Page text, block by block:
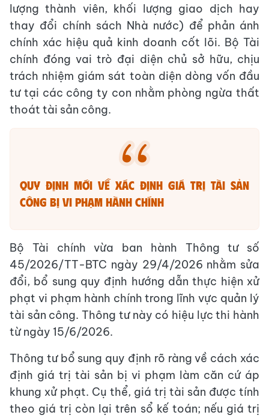
lượng thành viên, khối lượng giao dịch hay
thay đổi chính sách Nhà nước) để phản ánh
chính xác hiệu quả kinh doanh cốt lõi. Bộ Tài
chính đóng vai trò đại diện chủ sở hữu, chịu
trách nhiệm giám sát toàn diện dòng vốn đầu
tư tại các công ty con nhằm phòng ngừa thất
thoát tài sản công.
Quy định mới về xác định giá trị tài sản
công bị vi phạm hành chính
Bộ Tài chính vừa ban hành Thông tư số
45/2026/TT-BTC ngày 29/4/2026 nhằm sửa
đổi, bổ sung quy định hướng dẫn thực hiện xử
phạt vi phạm hành chính trong lĩnh vực quản lý
tài sản công. Thông tư này có hiệu lực thi hành
từ ngày 15/6/2026.
Thông tư bổ sung quy định rõ ràng về cách xác
định giá trị tài sản bị vi phạm làm căn cứ áp
khung xử phạt. Cụ thể, giá trị tài sản được tính
theo giá trị còn lại trên sổ kế toán; nếu giá trị